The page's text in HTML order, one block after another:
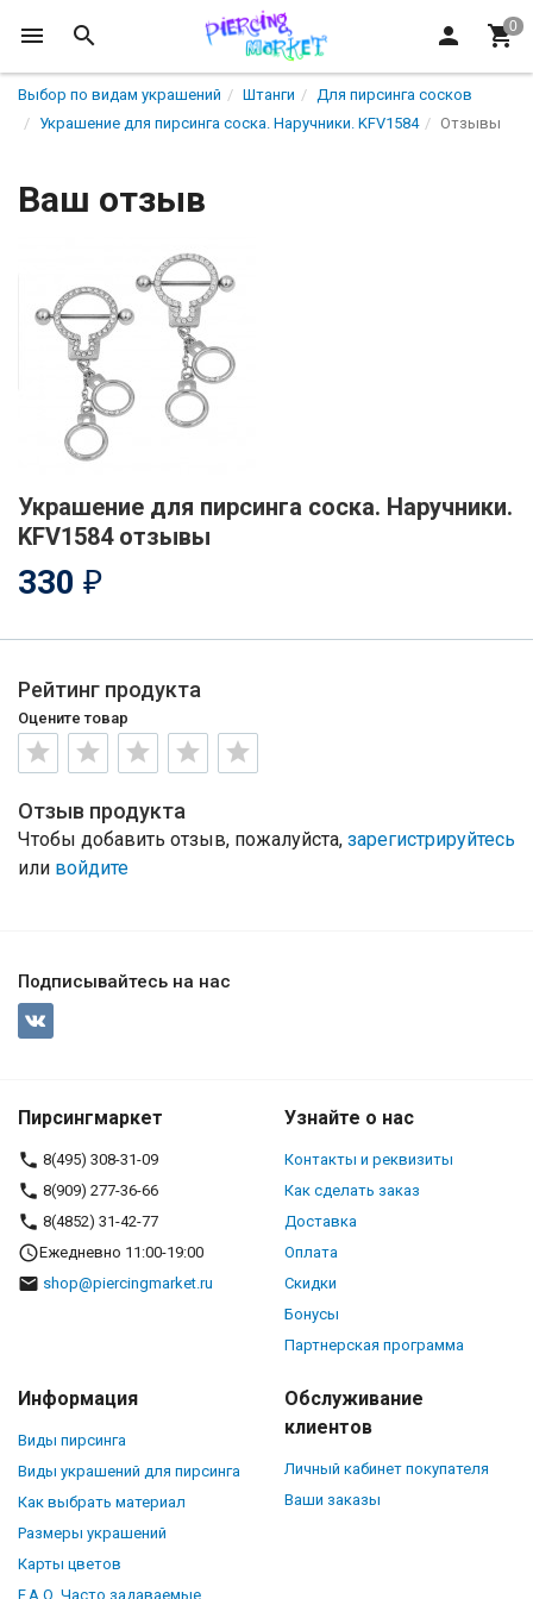
Выбор по видам украшений Штанги
Для пирсинга сосков
Украшение для пирсинга соска. Наручники. KFV1584
Отзывы
Ваш отзыв
Украшение для пирсинга соска. Наручники.
KFV1584 отзывы
330 ₽
Рейтинг продукта
Оцените товар
Отзыв продукта
Чтобы добавить отзыв, пожалуйста, зарегистрируйтесь
или войдите
Подписывайтесь на нас
Пирсингмаркет
8(495) 308-31-09
8(909) 277-36-66
8(4852) 31-42-77
Ежедневно 11:00-19:00
shop@piercingmarket.ru
Узнайте о нас
Контакты и реквизиты
Как сделать заказ
Доставка
Оплата
Скидки
Бонусы
Партнерская программа
Информация
Виды пирсинга
Виды украшений для пирсинга
Как выбрать материал
Размеры украшений
Карты цветов
F.A.Q. Часто задаваемые
Обслуживание
клиентов
Личный кабинет покупателя
Ваши заказы